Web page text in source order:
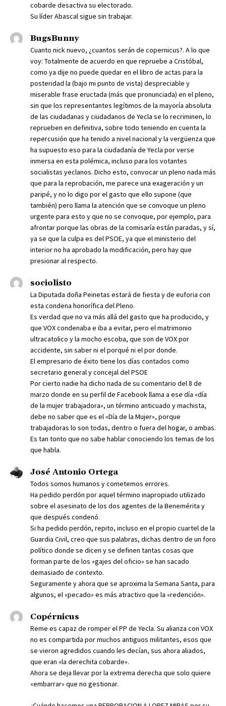
cobarde desactiva su electorado.
Su líder Abascal sigue sin trabajar.
BugsBunny
Cuanto nick nuevo, ¿cuantos serán de copernicus?. A lo que
voy: Totalmente de acuerdo en que repruebe a Cristóbal,
como ya dije no puede quedar en el libro de actas para la
posteridad la (bajo mi punto de vista) despreciable y
miserable frase eructada (más que pronunciada) en el pleno,
sin que los representantes legítimos de la mayoría absoluta
de las ciudadanas y ciudadanos de Yecla se lo recriminen, lo
reprueben en definitiva, sobre todo teniendo en cuenta la
repercusión que ha tenido a nivel nacional y la vergüenza que
ha supuesto eso para la ciudadanía de Yecla por verse
inmersa en esta polémica, incluso para los votantes
socialistas yeclanos. Dicho esto, convocar un pleno nada más
que para la reprobación, me parece una exageración y un
paripé, y no lo digo por el gasto que ello supone (que
también) pero llama la atención que se convoque un pleno
urgente para esto y que no se convoque, por ejemplo, para
afrontar porque las obras de la comisaría están paradas, y sí,
ya se que la culpa es del PSOE, ya que el ministerio del
interior no ha aprobado la modificación, pero hay que
presionar al respecto.
sociolisto
La Diputada doña Peinetas estará de fiesta y de euforia con
esta condena honorífica del Pleno.
Es verdad que no va más allá del gasto que ha producido, y
que VOX condenaba e iba a evitar, pero el matrimonio
ultracatolico y la mocho escoba, que son de VOX por
accidente, sin saber ni el porqué ni el por donde.
El empresario de éxito tiene los días contados como
secretario general y concejal del PSOE
Por cierto nadie ha dicho nada de su comentario del 8 de
marzo donde en su perfil de Facebook llama a ese día «día
de la mujer trabajadora», un término anticuado y machista,
debe no saber que es el «Día de la Mujer», porque
trabajadoras lo son todas, dentro o fuera del hogar, o ambas.
Es tan tonto que no sabe hablar conociendo los temas de los
que habla.
José Antonio Ortega
Todos somos humanos y cometemos errores.
Ha pedido perdón por aquel término inapropiado utilizado
sobre el asesinato de los dos agentes de la Benemérita y
que después condenó.
Si ha pedido perdón, repito, incluso en el propio cuartel de la
Guardia Civil, creo que sus palabras, dichas dentro de un foro
político donde se dicen y se definen tantas cosas que
forman parte de los «gajes del oficio» se han sacado
demasiado de contexto.
Seguramente y ahora que se aproxima la Semana Santa, para
algunos, el «pecado» es más atractivo que la «redención».
Copérnicus
Reme es capaz de romper el PP de Yecla. Su alianza con VOX
no es compartida por muchos antiguos militantes, esos que
se vieron agredidos cuando les decían, sus ahora aliados,
que eran «la derechita cobarde».
Ahora se deja llevar por la extrema derecha que solo quiere
«embarrar» que no gestionar.